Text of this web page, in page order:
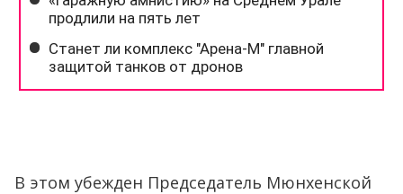
В этом убежден Председатель Мюнхенской